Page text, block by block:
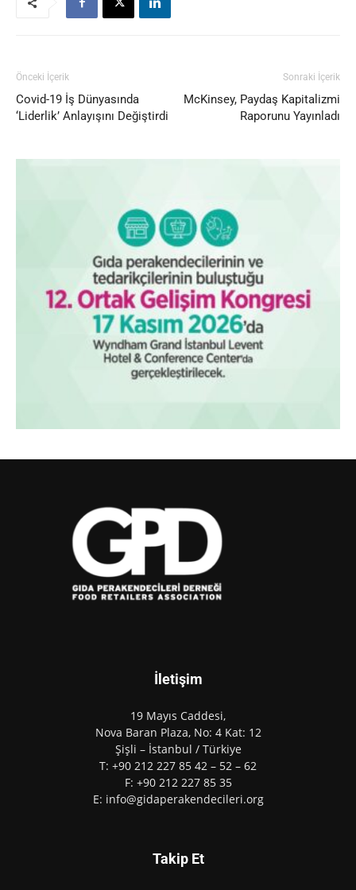
Önceki İçerik
Covid-19 İş Dünyasında
‘Liderlik’ Anlayışını Değiştirdi
Sonraki İçerik
McKinsey, Paydaş Kapitalizmi
Raporunu Yayınladı
İletişim
19 Mayıs Caddesi,
Nova Baran Plaza, No: 4 Kat: 12
Şişli – İstanbul / Türkiye
T: +90 212 227 85 42 – 52 – 62
F: +90 212 227 85 35
E: info@gidaperakendecileri.org
Takip Et